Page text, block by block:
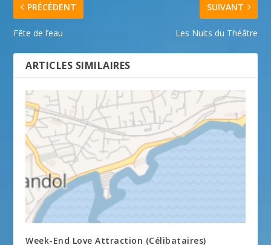
PRÉCÉDENT
Fête de l’eau
SUIVANT
Les Nuits du Théâtre
ARTICLES SIMILAIRES
Week-End Love Attraction (Célibataires)